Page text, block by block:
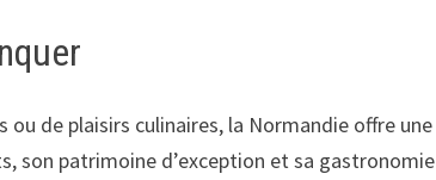
ou de plaisirs culinaires, la Normandie offre une
son patrimoine d’exception et sa gastronomie